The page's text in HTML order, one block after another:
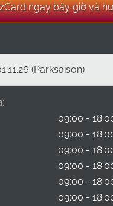
ngay bây giờ và
03.04.26 - 01.11.26 (Parksaison)
09:00 -
09:00 -
09:00 -
09:00 -
09:00 -
09:00 -